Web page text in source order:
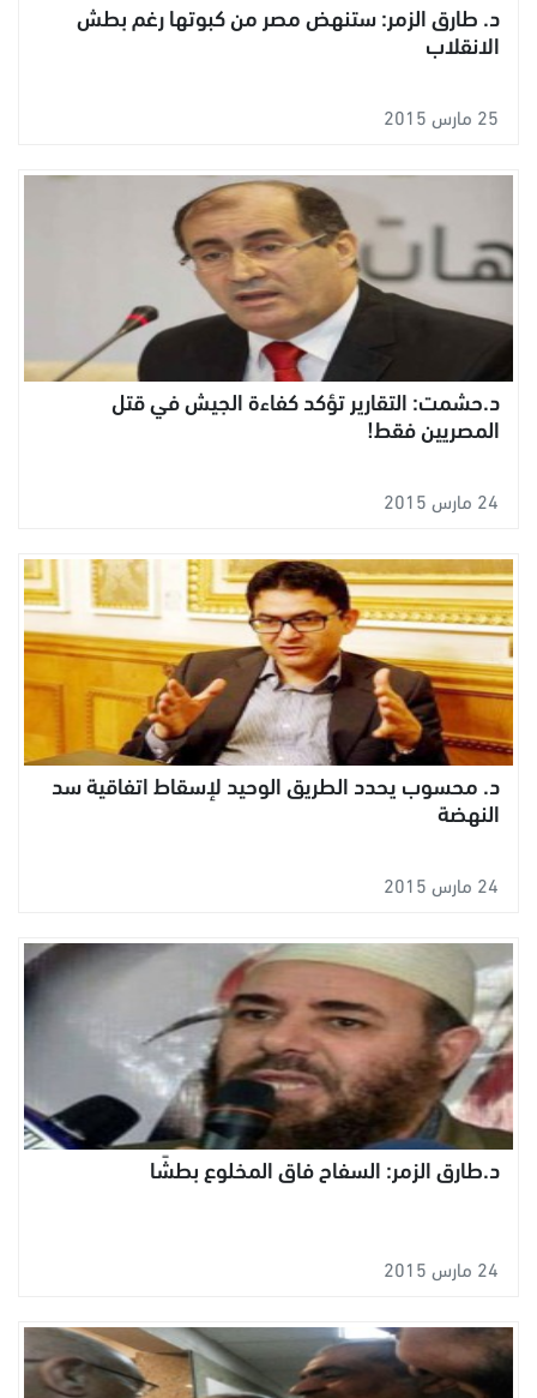
د. طارق الزمر: ستنهض مصر من كبوتها رغم بطش
الانقلاب
25 مارس 2015
د.حشمت: التقارير تؤكد كفاءة الجيش في قتل
المصريين فقط!
24 مارس 2015
د. محسوب يحدد الطريق الوحيد لإسقاط اتفاقية سد
النهضة
24 مارس 2015
د.طارق الزمر: السفاح فاق المخلوع بطشًا
24 مارس 2015